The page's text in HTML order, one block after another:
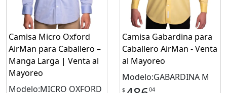
Camisa Micro Oxford
AirMan para Caballero –
Manga Larga | Venta al
Mayoreo
Modelo:MICRO OXFORD
Camisa Gabardina para
Caballero AirMan - Venta
al Mayoreo
Modelo:GABARDINA M
$ 04